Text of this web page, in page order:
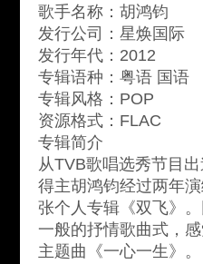
歌手名称：胡鸿钧
发行公司：星焕国际
发行年代：2012
专辑语种：粤语 国语
专辑风格：POP
资源格式：FLAC
专辑简介
从TVB歌唱选秀节目
得主胡鸿钧经过两年
张个人专辑《双飞》
一般的抒情歌曲式，
主题曲《一心一生》。